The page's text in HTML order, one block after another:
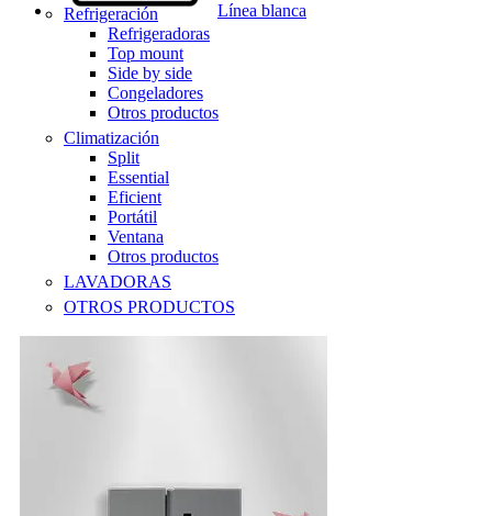
Línea blanca
Refrigeración
Refrigeradoras
Top mount
Side by side
Congeladores
Otros productos
Climatización
Split
Essential
Eficient
Portátil
Ventana
Otros productos
LAVADORAS
OTROS PRODUCTOS